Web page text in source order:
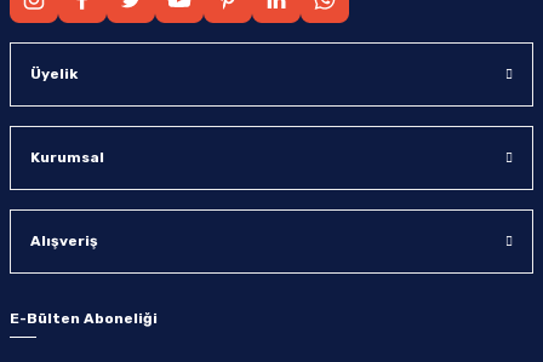
Üyelik
Kurumsal
Alışveriş
E-Bülten Aboneliği